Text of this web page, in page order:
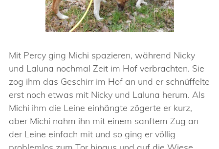
Mit Percy ging Michi spazieren, während Nicky
und Laluna nochmal Zeit im Hof verbrachten. Sie
zog ihm das Geschirr im Hof an und er schnüffelte
erst noch etwas mit Nicky und Laluna herum. Als
Michi ihm die Leine einhängte zögerte er kurz,
aber Michi nahm ihn mit einem sanftem Zug an
der Leine einfach mit und so ging er völlig